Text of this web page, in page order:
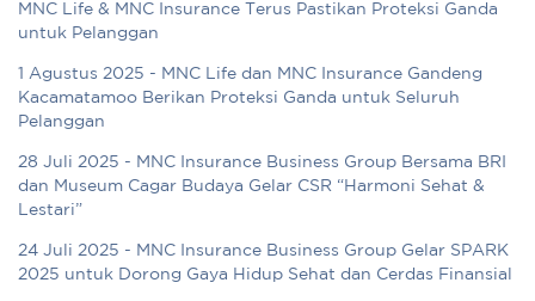
MNC Life & MNC Insurance Terus Pastikan Proteksi Ganda
untuk Pelanggan
1 Agustus 2025 - MNC Life dan MNC Insurance Gandeng
Kacamatamoo Berikan Proteksi Ganda untuk Seluruh
Pelanggan
28 Juli 2025 - MNC Insurance Business Group Bersama BRI
dan Museum Cagar Budaya Gelar CSR “Harmoni Sehat &
Lestari”
24 Juli 2025 - MNC Insurance Business Group Gelar SPARK
2025 untuk Dorong Gaya Hidup Sehat dan Cerdas Finansial